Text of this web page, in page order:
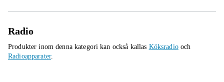
Radio
Produkter inom denna kategori kan också kallas Köksradiooch
Radioapparater.